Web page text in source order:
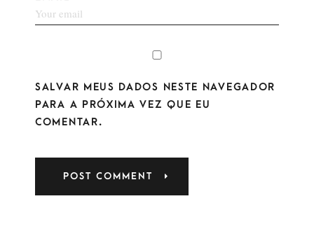
SALVAR MEUS DADOS NESTE NAVEGADOR
PARA A PRÓXIMA VEZ QUE EU
COMENTAR.